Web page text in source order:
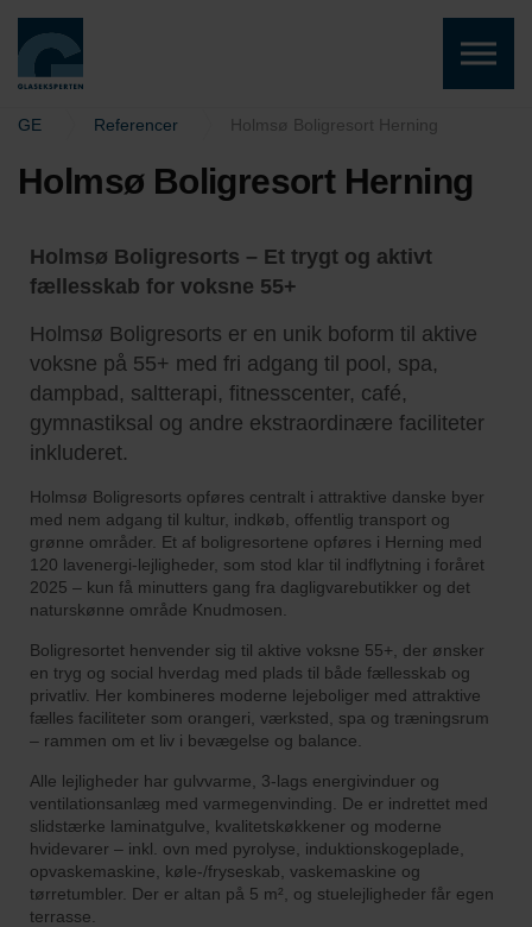
GE Referencer Holmsø Boligresort Herning
Holmsø Boligresort Herning
Holmsø Boligresorts – Et trygt og aktivt
fællesskab for voksne 55+
Holmsø Boligresorts er en unik boform til aktive
voksne på 55+ med fri adgang til pool, spa,
dampbad, saltterapi, fitnesscenter, café,
gymnastiksal og andre ekstraordinære faciliteter
inkluderet.
Holmsø Boligresorts opføres centralt i attraktive danske byer
med nem adgang til kultur, indkøb, offentlig transport og
grønne områder. Et af boligresortene opføres i Herning med
120 lavenergi-lejligheder, som stod klar til indflytning i foråret
2025 – kun få minutters gang fra dagligvarebutikker og det
naturskønne område Knudmosen.
Boligresortet henvender sig til aktive voksne 55+, der ønsker
en tryg og social hverdag med plads til både fællesskab og
privatliv. Her kombineres moderne lejeboliger med attraktive
fælles faciliteter som orangeri, værksted, spa og træningsrum
– rammen om et liv i bevægelse og balance.
Alle lejligheder har gulvvarme, 3-lags energivinduer og
ventilationsanlæg med varmegenvinding. De er indrettet med
slidstærke laminatgulve, kvalitetskøkkener og moderne
hvidevarer – inkl. ovn med pyrolyse, induktionskogeplade,
opvaskemaskine, køle-/fryseskab, vaskemaskine og
tørretumbler. Der er altan på 5 m², og stuelejligheder får egen
terrasse.